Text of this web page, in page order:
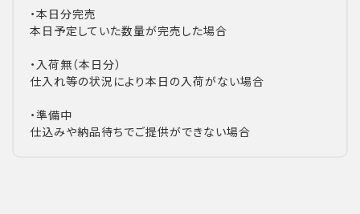
・本日分完売
本日予定していた数量が完売した場合
・入荷無（本日分）
仕入れ等の状況により本日の入荷がない場合
・準備中
仕込みや納品待ちでご提供ができない場合